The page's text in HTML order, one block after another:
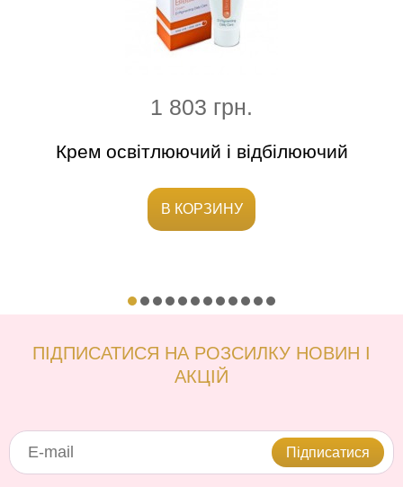
1 803 грн.
Крем освітлюючий і відбілюючий
В КОРЗИНУ
ПІДПИСАТИСЯ НА РОЗСИЛКУ НОВИН І
АКЦІЙ
Підписатися